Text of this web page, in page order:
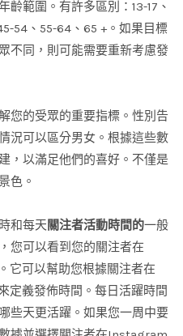
齡範圍。有許多區別：13-17、
54、55-64、65 +。如果目標
不同，則可能需要重新考慮發
您的受眾的重要指標。性別告
況可以區分男女。根據這些數
，以滿足他們的喜好。不僅是
色。
和每天 關注者活動時間的一般
您可以看到您的關注者在
它可以幫助您根據關注者在
定義發佈時間。每日活躍時間
些天更活躍。如果您一周中要